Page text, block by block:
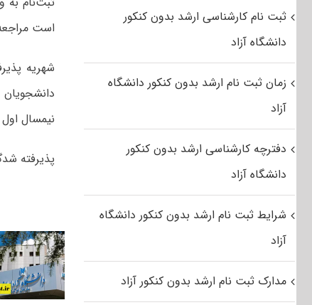
است
شهریه
نیمسال اول باید مبلغ ۱۱۸ هزار تومان به
پذیرفته
ثبت نام کارشناسی ارشد بدون کنکور
دانشگاه آزاد
زمان ثبت نام ارشد بدون کنکور دانشگاه
آزاد
دفترچه کارشناسی ارشد بدون کنکور
دانشگاه آزاد
شرایط ثبت نام ارشد بدون کنکور دانشگاه
آزاد
مدارک ثبت نام ارشد بدون کنکور آزاد